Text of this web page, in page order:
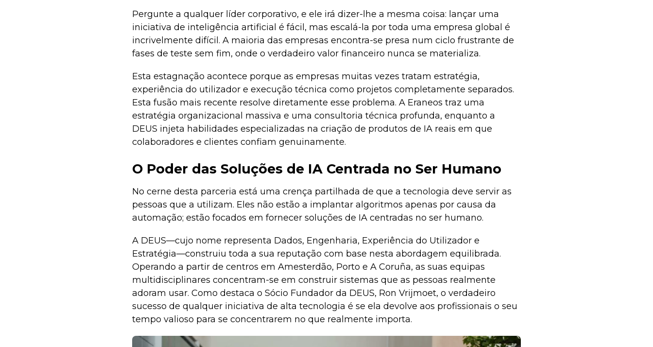
Pergunte a qualquer líder corporativo, e ele irá dizer-lhe a mesma coisa: lançar uma
iniciativa de inteligência artificial é fácil, mas escalá-la por toda uma empresa global é
incrivelmente difícil. A maioria das empresas encontra-se presa num ciclo frustrante de
fases de teste sem fim, onde o verdadeiro valor financeiro nunca se materializa.
Esta estagnação acontece porque as empresas muitas vezes tratam estratégia,
experiência do utilizador e execução técnica como projetos completamente separados.
Esta fusão mais recente resolve diretamente esse problema. A Eraneos traz uma
estratégia organizacional massiva e uma consultoria técnica profunda, enquanto a
DEUS injeta habilidades especializadas na criação de produtos de IA reais em que
colaboradores e clientes confiam genuinamente.
O Poder das Soluções de IA Centrada no Ser Humano
No cerne desta parceria está uma crença partilhada de que a tecnologia deve servir as
pessoas que a utilizam. Eles não estão a implantar algoritmos apenas por causa da
automação; estão focados em fornecer soluções de IA centradas no ser humano.
A DEUS—cujo nome representa Dados, Engenharia, Experiência do Utilizador e
Estratégia—construiu toda a sua reputação com base nesta abordagem equilibrada.
Operando a partir de centros em Amesterdão, Porto e A Coruña, as suas equipas
multidisciplinares concentram-se em construir sistemas que as pessoas realmente
adoram usar. Como destaca o Sócio Fundador da DEUS, Ron Vrijmoet, o verdadeiro
sucesso de qualquer iniciativa de alta tecnologia é se ela devolve aos profissionais o seu
tempo valioso para se concentrarem no que realmente importa.